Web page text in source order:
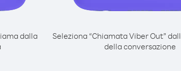
dalla
Seleziona “Chiamata Viber Out”
della conversazione